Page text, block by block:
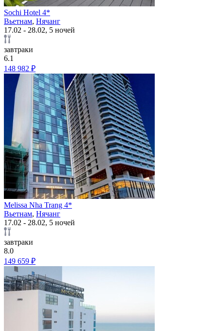
Sochi Hotel 4*
Вьетнам, Нячанг
17.02 - 28.02, 5 ночей
завтраки
6.1
148 982 ₽
Melissa Nha Trang 4*
Вьетнам, Нячанг
17.02 - 28.02, 5 ночей
завтраки
8.0
149 659 ₽